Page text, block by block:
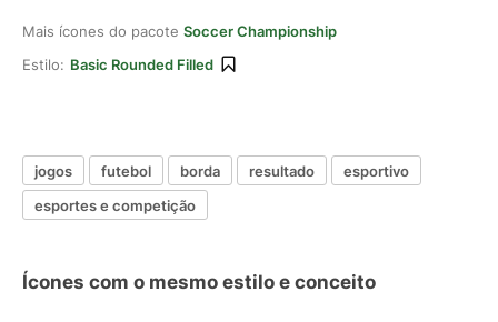
Mais ícones do pacote Soccer Championship
Estilo: Basic Rounded Filled
jogos futebol borda resultado
esportivo
esportes e competição
Ícones com o mesmo estilo e conceito